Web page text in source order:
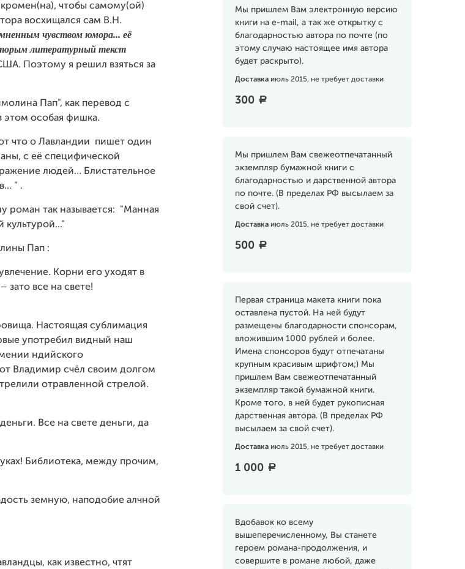
Мы пришлем Вам электронную версию
книги на e-mail, а так же открытку с
благодарностью автора по почте (по
этому случаю настоящее имя автора
будет раскрыто).
Доставка июль 2015, не требует доставки
300 a
Мы пришлем Вам свежеотпечатанный
экземпляр бумажной книги с
благодарностью и дарственной автора
по почте. (В пределах РФ высылаем за
свой счет).
Доставка июль 2015, не требует доставки
500 a
Первая страница макета книги пока
оставлена пустой. На ней будут
размещены благодарности спонсорам,
вложившим 1000 рублей и более.
Имена спонсоров будут отпечатаны
крупным красивым шрифтом;) Мы
пришлем Вам свежеотпечатанный
экземпляр такой бумажной книги.
Кроме того, в ней будет рукописная
дарственная автора. (В пределах РФ
высылаем за свой счет).
Доставка июль 2015, не требует доставки
1 000 a
Вдобавок ко всему
вышеперечисленному, Вы станете
героем романа-продолжения, и
совершите в романе любой, даже
чтобы самому(ой)
восхищался сам В.Н.
чувством юмора... её
литературный текст
Поэтому я решил взяться за
Пап", как перевод с
этом особая фишка.
что о Лавландии пишет один
с её специфической
людей… Блистательное
" .
роман так называется: "Манная
Пап :
Корни его уходят в
зато все на свете!
Настоящая сублимация
употребил видный наш
ндийского
Владимир счёл своим долгом
отравленной стрелой.
Все на свете деньги, да
Библиотека, между прочим,
земную, наподобие алчной
как известно, чтят